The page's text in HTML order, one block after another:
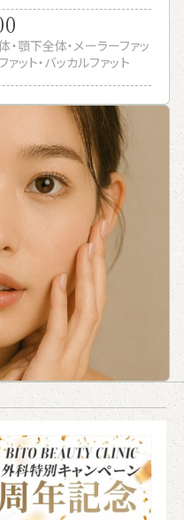
顎下全体・メーラーファッ
ァット・バッカルファット